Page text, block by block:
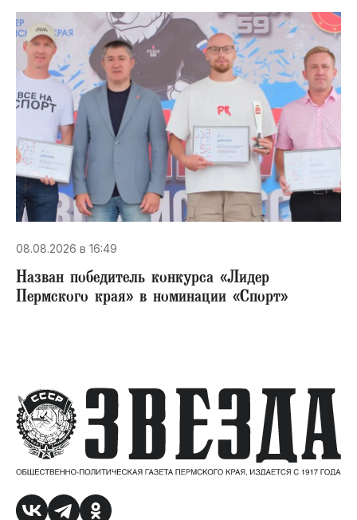
08.08.2026 в 16:49
Назван победитель конкурса «Лидер
Пермского края» в номинации «Спорт»